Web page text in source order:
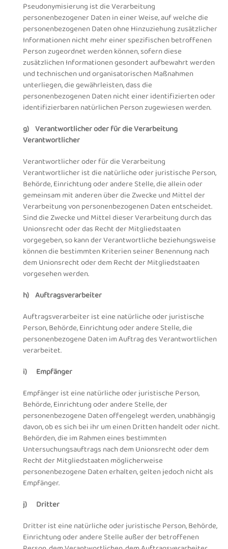
Pseudonymisierung ist die Verarbeitung
personenbezogener Daten in einer Weise, auf welche die
personenbezogenen Daten ohne Hinzuziehung zusätzlicher
Informationen nicht mehr einer spezifischen betroffenen
Person zugeordnet werden können, sofern diese
zusätzlichen Informationen gesondert aufbewahrt werden
und technischen und organisatorischen Maßnahmen
unterliegen, die gewährleisten, dass die
personenbezogenen Daten nicht einer identifizierten oder
identifizierbaren natürlichen Person zugewiesen werden.
g) Verantwortlicher oder für die Verarbeitung
Verantwortlicher
Verantwortlicher oder für die Verarbeitung
Verantwortlicher ist die natürliche oder juristische Person,
Behörde, Einrichtung oder andere Stelle, die allein oder
gemeinsam mit anderen über die Zwecke und Mittel der
Verarbeitung von personenbezogenen Daten entscheidet.
Sind die Zwecke und Mittel dieser Verarbeitung durch das
Unionsrecht oder das Recht der Mitgliedstaaten
vorgegeben, so kann der Verantwortliche beziehungsweise
können die bestimmten Kriterien seiner Benennung nach
dem Unionsrecht oder dem Recht der Mitgliedstaaten
vorgesehen werden.
h) Auftragsverarbeiter
Auftragsverarbeiter ist eine natürliche oder juristische
Person, Behörde, Einrichtung oder andere Stelle, die
personenbezogene Daten im Auftrag des Verantwortlichen
verarbeitet.
i) Empfänger
Empfänger ist eine natürliche oder juristische Person,
Behörde, Einrichtung oder andere Stelle, der
personenbezogene Daten offengelegt werden, unabhängig
davon, ob es sich bei ihr um einen Dritten handelt oder nicht.
Behörden, die im Rahmen eines bestimmten
Untersuchungsauftrags nach dem Unionsrecht oder dem
Recht der Mitgliedstaaten möglicherweise
personenbezogene Daten erhalten, gelten jedoch nicht als
Empfänger.
j) Dritter
Dritter ist eine natürliche oder juristische Person, Behörde,
Einrichtung oder andere Stelle außer der betroffenen